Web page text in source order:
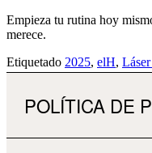
Empieza tu rutina hoy
merece.
Etiquetado 2025, elH,
POLÍTICA DE